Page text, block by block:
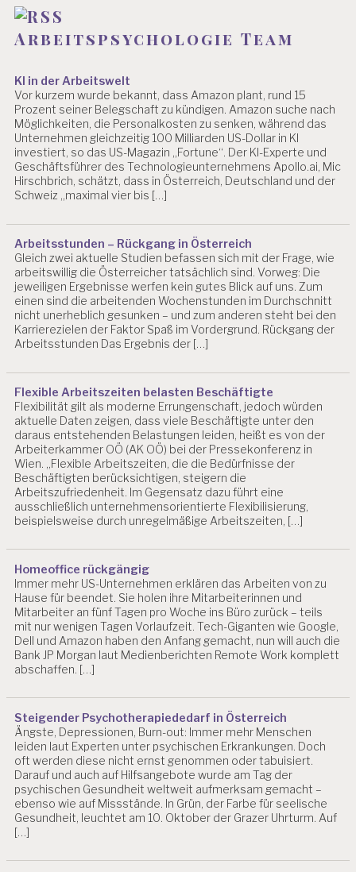
Arbeitspsychologie Team
KI in der Arbeitswelt
Vor kurzem wurde bekannt, dass Amazon plant, rund 15
Prozent seiner Belegschaft zu kündigen. Amazon suche nach
Möglichkeiten, die Personalkosten zu senken, während das
Unternehmen gleichzeitig 100 Milliarden US-Dollar in KI
investiert, so das US-Magazin „Fortune“. Der KI-Experte und
Geschäftsführer des Technologieunternehmens Apollo.ai, Mic
Hirschbrich, schätzt, dass in Österreich, Deutschland und der
Schweiz „maximal vier bis […]
Arbeitsstunden – Rückgang in Österreich
Gleich zwei aktuelle Studien befassen sich mit der Frage, wie
arbeitswillig die Österreicher tatsächlich sind. Vorweg: Die
jeweiligen Ergebnisse werfen kein gutes Blick auf uns. Zum
einen sind die arbeitenden Wochenstunden im Durchschnitt
nicht unerheblich gesunken – und zum anderen steht bei den
Karrierezielen der Faktor Spaß im Vordergrund. Rückgang der
Arbeitsstunden Das Ergebnis der […]
Flexible Arbeitszeiten belasten Beschäftigte
Flexibilität gilt als moderne Errungenschaft, jedoch würden
aktuelle Daten zeigen, dass viele Beschäftigte unter den
daraus entstehenden Belastungen leiden, heißt es von der
Arbeiterkammer OÖ (AK OÖ) bei der Pressekonferenz in
Wien. „Flexible Arbeitszeiten, die die Bedürfnisse der
Beschäftigten berücksichtigen, steigern die
Arbeitszufriedenheit. Im Gegensatz dazu führt eine
ausschließlich unternehmensorientierte Flexibilisierung,
beispielsweise durch unregelmäßige Arbeitszeiten, […]
Homeoffice rückgängig
Immer mehr US-Unternehmen erklären das Arbeiten von zu
Hause für beendet. Sie holen ihre Mitarbeiterinnen und
Mitarbeiter an fünf Tagen pro Woche ins Büro zurück – teils
mit nur wenigen Tagen Vorlaufzeit. Tech-Giganten wie Google,
Dell und Amazon haben den Anfang gemacht, nun will auch die
Bank JP Morgan laut Medienberichten Remote Work komplett
abschaffen. […]
Steigender Psychotherapiededarf in Österreich
Ängste, Depressionen, Burn-out: Immer mehr Menschen
leiden laut Experten unter psychischen Erkrankungen. Doch
oft werden diese nicht ernst genommen oder tabuisiert.
Darauf und auch auf Hilfsangebote wurde am Tag der
psychischen Gesundheit weltweit aufmerksam gemacht –
ebenso wie auf Missstände. In Grün, der Farbe für seelische
Gesundheit, leuchtet am 10. Oktober der Grazer Uhrturm. Auf
[…]